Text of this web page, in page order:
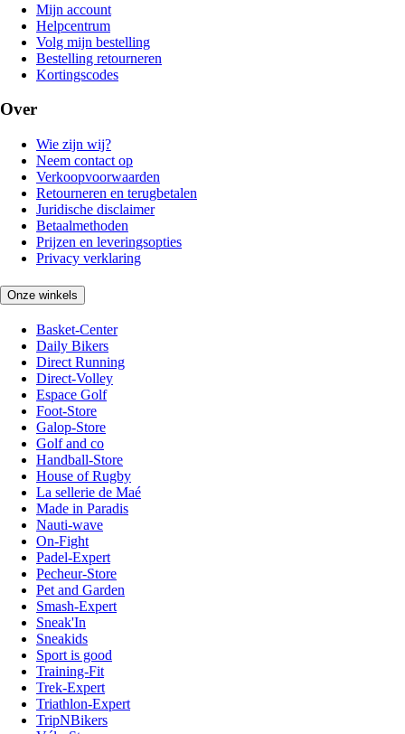
Mijn account
Helpcentrum
Volg mijn bestelling
Bestelling retourneren
Kortingscodes
Over
Wie zijn wij?
Neem contact op
Verkoopvoorwaarden
Retourneren en terugbetalen
Juridische disclaimer
Betaalmethoden
Prijzen en leveringsopties
Privacy verklaring
Onze winkels
Basket-Center
Daily Bikers
Direct Running
Direct-Volley
Espace Golf
Foot-Store
Galop-Store
Golf and co
Handball-Store
House of Rugby
La sellerie de Maé
Made in Paradis
Nauti-wave
On-Fight
Padel-Expert
Pecheur-Store
Pet and Garden
Smash-Expert
Sneak'In
Sneakids
Sport is good
Training-Fit
Trek-Expert
Triathlon-Expert
TripNBikers